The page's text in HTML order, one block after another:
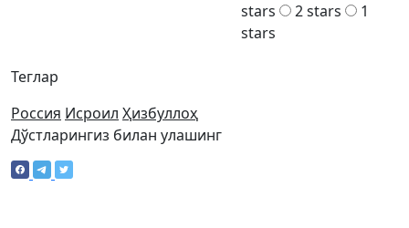
Теглар
Россия Исроил Ҳизбуллоҳ
stars
2 stars
1
stars
Дўстларингиз билан улашинг